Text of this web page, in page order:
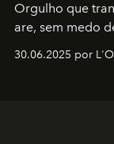
Orgulho que
are, sem medo
30.06.2025 por